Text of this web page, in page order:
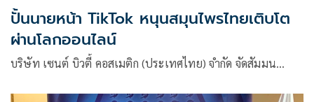
ปั้นนายหน้า TikTok หนุนสมุนไพรไทยเติบโต
ผ่านโลกออนไลน์
บริษัท เซนต์ บิวตี้ คอสเมติก (ประเทศไทย) จำกัด จัดสัมมน…